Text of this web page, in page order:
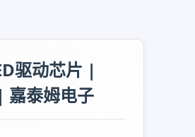
驱动芯片 |
嘉泰姆电子